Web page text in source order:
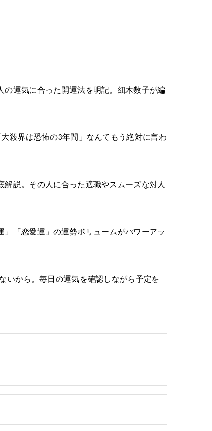
の運気に合った開運法を明記。細木数子が編
殺界は恐怖の3年間」なんてもう絶対に言わ
説。その人に合った適職やスムーズな対人
「恋愛運」の運勢ボリュームがパワーアッ
いから。毎日の運気を確認しながら予定を